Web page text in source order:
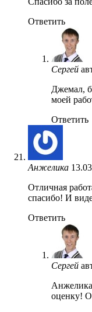
Ответить
Сергей
Джемал,
моей
Ответить
Анжелика
Отличная
спасибо! И
Ответить
Сергей
оценку!